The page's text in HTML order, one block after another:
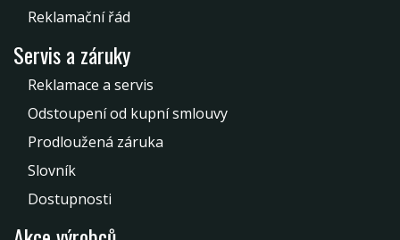
Reklamační řád
Servis a záruky
Reklamace a servis
Odstoupení od kupní smlouvy
Prodloužená záruka
Slovník
Dostupnosti